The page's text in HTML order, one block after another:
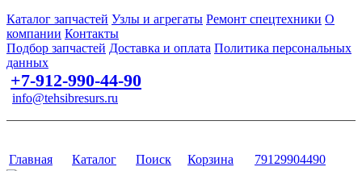
Каталог запчастей Узлы и агрегаты Ремонт спецтехники О
компании Контакты
Подбор запчастей Доставка и оплата Политика персональных
данных
+7-912-990-44-90
info@tehsibresurs.ru
Главная Каталог Поиск Корзина 79129904490